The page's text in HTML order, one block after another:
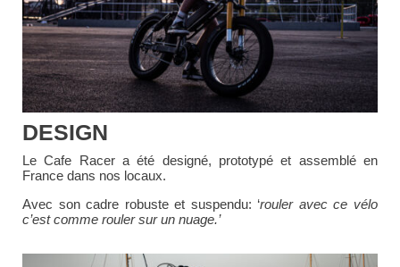
DESIGN
Le Cafe Racer a été designé, prototypé et assemblé en
France dans nos locaux.
Avec son cadre robuste et suspendu: ‘rouler avec ce vélo
c’est comme rouler sur un nuage.’